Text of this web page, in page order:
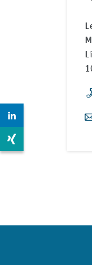
Zur LinkedIn